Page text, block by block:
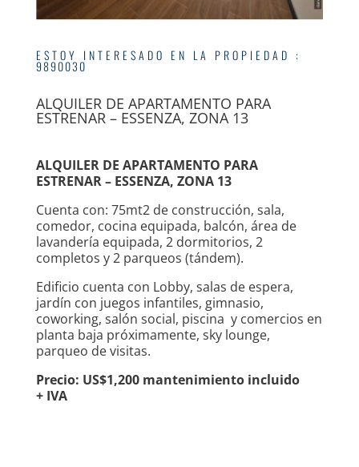
ESTOY INTERESADO EN LA PROPIEDAD :
9890030
ALQUILER DE APARTAMENTO PARA
ESTRENAR – ESSENZA, ZONA 13
ALQUILER DE APARTAMENTO PARA
ESTRENAR – ESSENZA, ZONA 13
Cuenta con: 75mt2 de construcción, sala,
comedor, cocina equipada, balcón, área de
lavandería equipada, 2 dormitorios, 2
completos y 2 parqueos (tándem).
Edificio cuenta con Lobby, salas de espera,
jardín con juegos infantiles, gimnasio,
coworking, salón social, piscina y comercios en
planta baja próximamente, sky lounge,
parqueo de visitas.
Precio: US$1,200 mantenimiento incluido
+ IVA